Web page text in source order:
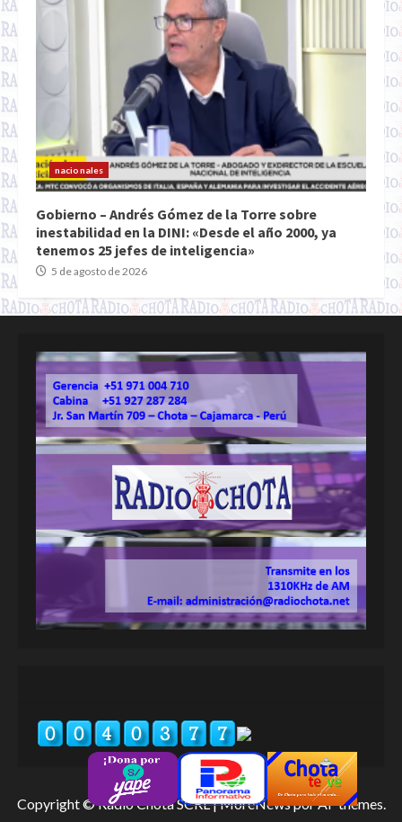
nacionales
Gobierno – Andrés Gómez de la Torre sobre
inestabilidad en la DINI: «Desde el año 2000, ya
tenemos 25 jefes de inteligencia»
5 de agosto de 2026
Copyright © Radio Chota SCRL|MoreNewspor AF themes.